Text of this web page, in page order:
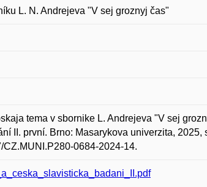
L. N. Andrejeva "V sej groznyj čas"
tema v sbornike L. Andrejeva "V sej
II. první. Brno: Masarykova univerzita,
CZ.MUNI.P280-0684-2024-14.